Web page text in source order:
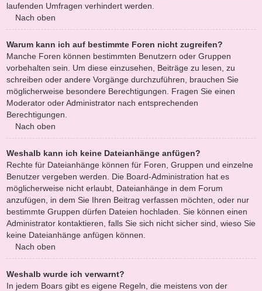
laufenden Umfragen verhindert werden.
Nach oben
Warum kann ich auf bestimmte Foren nicht zugreifen?
Manche Foren können bestimmten Benutzern oder Gruppen
vorbehalten sein. Um diese einzusehen, Beiträge zu lesen, zu
schreiben oder andere Vorgänge durchzuführen, brauchen Sie
möglicherweise besondere Berechtigungen. Fragen Sie einen
Moderator oder Administrator nach entsprechenden
Berechtigungen.
Nach oben
Weshalb kann ich keine Dateianhänge anfügen?
Rechte für Dateianhänge können für Foren, Gruppen und einzelne
Benutzer vergeben werden. Die Board-Administration hat es
möglicherweise nicht erlaubt, Dateianhänge in dem Forum
anzufügen, in dem Sie Ihren Beitrag verfassen möchten, oder nur
bestimmte Gruppen dürfen Dateien hochladen. Sie können einen
Administrator kontaktieren, falls Sie sich nicht sicher sind, wieso Sie
keine Dateianhänge anfügen können.
Nach oben
Weshalb wurde ich verwarnt?
In jedem Boars gibt es eigene Regeln, die meistens von der